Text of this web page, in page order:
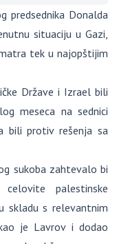
predsednika Donalda
situaciju u Gazi,
tek u najopštijim
Države i Izrael bili
meseca na sednici
bili protiv rešenja sa
sukoba zahtevalo bi
palestinske
skladu s relevantnim
je Lavrov i dodao